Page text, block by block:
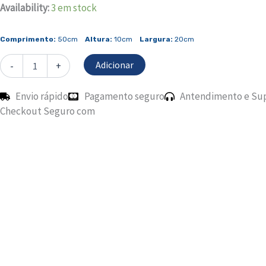
Availability:3 em stock
Comprimento: 50cm Altura: 10cm Largura: 20cm
-
Quantidade
Baixa
Madeira
+ Adicionar
Envio rápido Pagamento seguro
Antendimento e
Checkout Seguro com